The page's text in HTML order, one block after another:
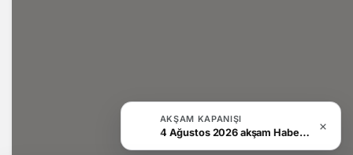
AKŞAM KAPANIŞI
4 Ağustos 2026 akşam Haber Bülteni